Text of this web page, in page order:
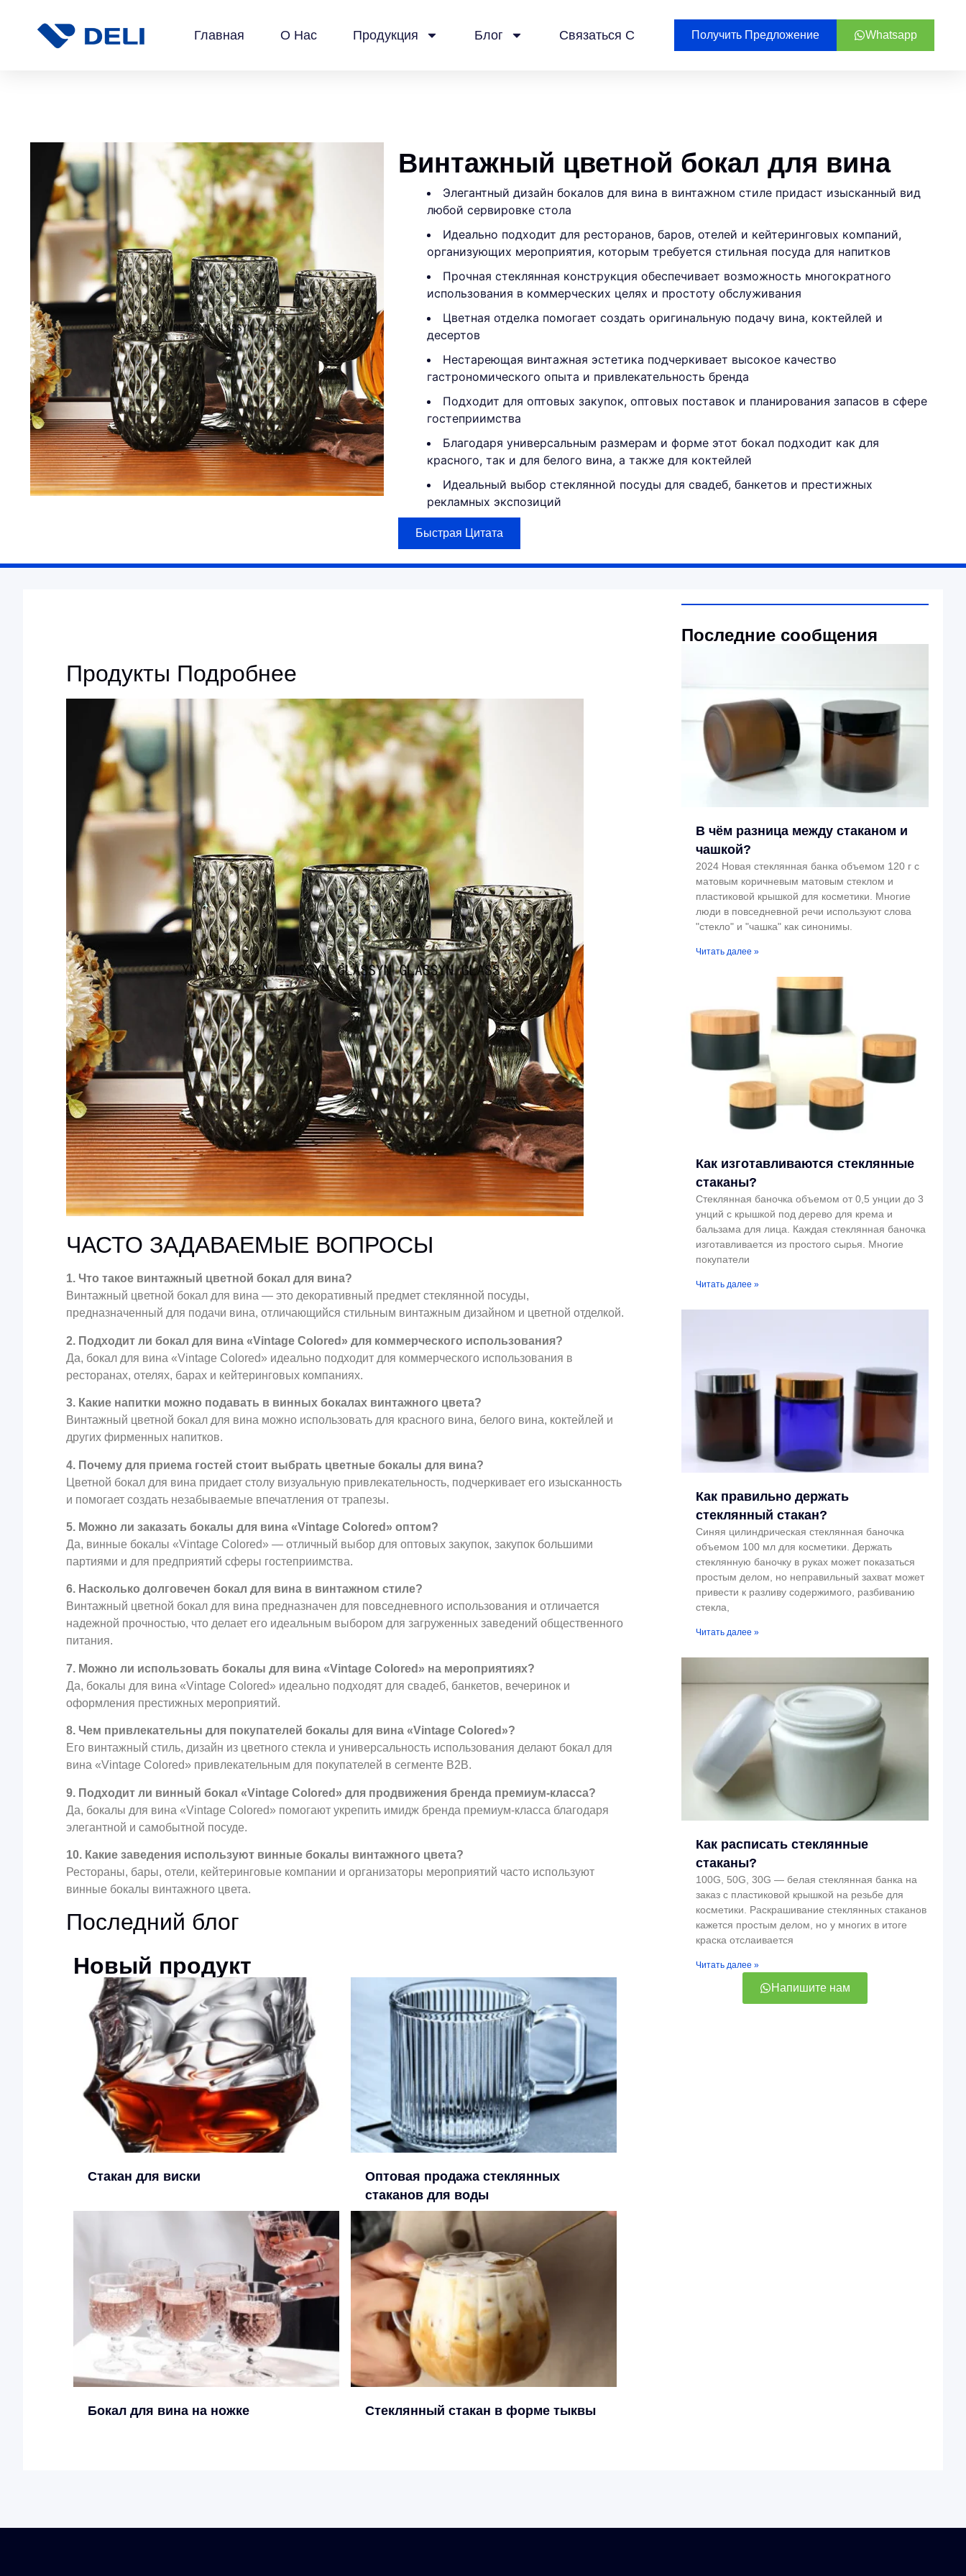
Главная О Нас Продукция Блог Связаться С Получить Предложение Whatsapp
Винтажный цветной бокал для вина
Элегантный дизайн бокалов для вина в винтажном стиле придаст изысканный вид
любой сервировке стола
Идеально подходит для ресторанов, баров, отелей и кейтеринговых компаний,
организующих мероприятия, которым требуется стильная посуда для напитков
Прочная стеклянная конструкция обеспечивает возможность многократного
использования в коммерческих целях и простоту обслуживания
Цветная отделка помогает создать оригинальную подачу вина, коктейлей и
десертов
Нестареющая винтажная эстетика подчеркивает высокое качество
гастрономического опыта и привлекательность бренда
Подходит для оптовых закупок, оптовых поставок и планирования запасов в сфере
гостеприимства
Благодаря универсальным размерам и форме этот бокал подходит как для
красного, так и для белого вина, а также для коктейлей
Идеальный выбор стеклянной посуды для свадеб, банкетов и престижных
рекламных экспозиций
Быстрая Цитата
Продукты Подробнее
ЧАСТО ЗАДАВАЕМЫЕ ВОПРОСЫ
1. Что такое винтажный цветной бокал для вина?
Винтажный цветной бокал для вина — это декоративный предмет стеклянной посуды,
предназначенный для подачи вина, отличающийся стильным винтажным дизайном и цветной отделкой.
2. Подходит ли бокал для вина «Vintage Colored» для коммерческого использования?
Да, бокал для вина «Vintage Colored» идеально подходит для коммерческого использования в
ресторанах, отелях, барах и кейтеринговых компаниях.
3. Какие напитки можно подавать в винных бокалах винтажного цвета?
Винтажный цветной бокал для вина можно использовать для красного вина, белого вина, коктейлей и
других фирменных напитков.
4. Почему для приема гостей стоит выбрать цветные бокалы для вина?
Цветной бокал для вина придает столу визуальную привлекательность, подчеркивает его изысканность
и помогает создать незабываемые впечатления от трапезы.
5. Можно ли заказать бокалы для вина «Vintage Colored» оптом?
Да, винные бокалы «Vintage Colored» — отличный выбор для оптовых закупок, закупок большими
партиями и для предприятий сферы гостеприимства.
6. Насколько долговечен бокал для вина в винтажном стиле?
Винтажный цветной бокал для вина предназначен для повседневного использования и отличается
надежной прочностью, что делает его идеальным выбором для загруженных заведений общественного
питания.
7. Можно ли использовать бокалы для вина «Vintage Colored» на мероприятиях?
Да, бокалы для вина «Vintage Colored» идеально подходят для свадеб, банкетов, вечеринок и
оформления престижных мероприятий.
8. Чем привлекательны для покупателей бокалы для вина «Vintage Colored»?
Его винтажный стиль, дизайн из цветного стекла и универсальность использования делают бокал для
вина «Vintage Colored» привлекательным для покупателей в сегменте B2B.
9. Подходит ли винный бокал «Vintage Colored» для продвижения бренда премиум-класса?
Да, бокалы для вина «Vintage Colored» помогают укрепить имидж бренда премиум-класса благодаря
элегантной и самобытной посуде.
10. Какие заведения используют винные бокалы винтажного цвета?
Рестораны, бары, отели, кейтеринговые компании и организаторы мероприятий часто используют
винные бокалы винтажного цвета.
Последний блог
Новый продукт
Стакан для виски
Оптовая продажа стеклянных
стаканов для воды
Бокал для вина на ножке Стеклянный стакан в форме тыквы
Последние сообщения
В чём разница между стаканом и
чашкой?
2024 Новая стеклянная банка объемом 120 г с
матовым коричневым матовым стеклом и
пластиковой крышкой для косметики. Многие
люди в повседневной речи используют слова
"стекло" и "чашка" как синонимы.
Читать далее »
Как изготавливаются стеклянные
стаканы?
Стеклянная баночка объемом от 0,5 унции до 3
унций с крышкой под дерево для крема и
бальзама для лица. Каждая стеклянная баночка
изготавливается из простого сырья. Многие
покупатели
Читать далее »
Как правильно держать
стеклянный стакан?
Синяя цилиндрическая стеклянная баночка
объемом 100 мл для косметики. Держать
стеклянную баночку в руках может показаться
простым делом, но неправильный захват может
привести к разливу содержимого, разбиванию
стекла,
Читать далее »
Как расписать стеклянные
стаканы?
100G, 50G, 30G — белая стеклянная банка на
заказ с пластиковой крышкой на резьбе для
косметики. Раскрашивание стеклянных стаканов
кажется простым делом, но у многих в итоге
краска отслаивается
Читать далее »
Напишите нам